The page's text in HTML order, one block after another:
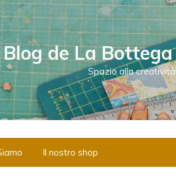
de La
Spazio alla
Il nostro shop